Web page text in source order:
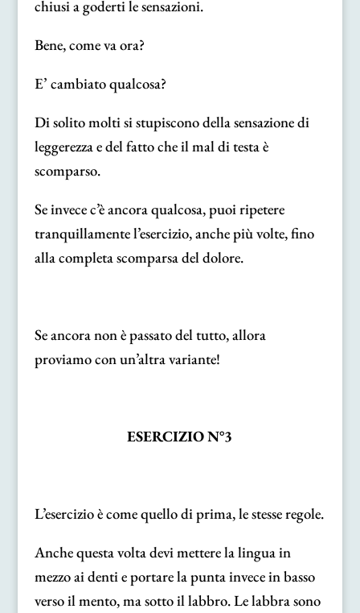
chiusi a goderti le sensazioni.
Bene, come va ora?
E’ cambiato qualcosa?
Di solito molti si stupiscono della sensazione di
leggerezza e del fatto che il mal di testa è
scomparso.
Se invece c’è ancora qualcosa, puoi ripetere
tranquillamente l’esercizio, anche più volte, fino
alla completa scomparsa del dolore.
Se ancora non è passato del tutto, allora
proviamo con un’altra variante!
ESERCIZIO N°3
L’esercizio è come quello di prima, le stesse regole.
Anche questa volta devi mettere la lingua in
mezzo ai denti e portare la punta invece in basso
verso il mento, ma sotto il labbro. Le labbra sono